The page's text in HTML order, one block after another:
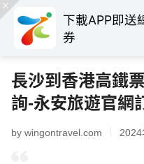
下載APP即送
券
長沙到香港高鐵
詢-永安旅遊官網
by wingontravel.com 2024